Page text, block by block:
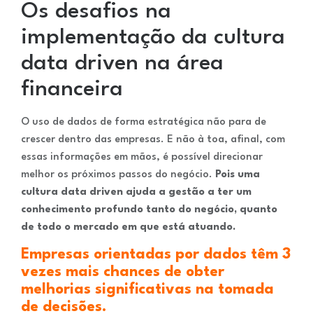
Os desafios na
implementação da cultura
data driven na área
financeira
O uso de dados de forma estratégica não para de
crescer dentro das empresas. E não à toa, afinal, com
essas informações em mãos, é possível direcionar
melhor os próximos passos do negócio. Pois uma
cultura data driven ajuda a gestão a ter um
conhecimento profundo tanto do negócio, quanto
de todo o mercado em que está atuando.
Empresas orientadas por dados têm 3
vezes mais chances de obter
melhorias significativas na tomada
de decisões.